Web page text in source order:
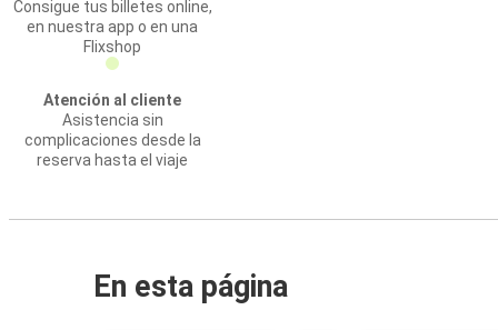
Consigue tus billetes online,
en nuestra app o en una
Flixshop
Atención al cliente
Asistencia sin
complicaciones desde la
reserva hasta el viaje
En esta página